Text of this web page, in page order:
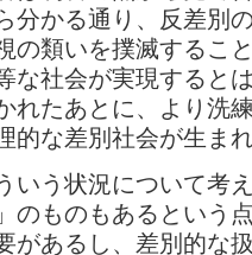
分かる通り、反差別
の類いを撲滅するこ
な社会が実現すると
れたあとに、より洗
的な差別社会が生ま
いう状況について考
のものもあるという
があるし、差別的な